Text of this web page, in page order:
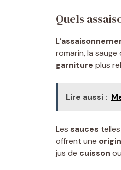
Quels
L’
romarin, la
garniture plus
Lire aussi :
Les sauces
offrent une
jus de cuisson